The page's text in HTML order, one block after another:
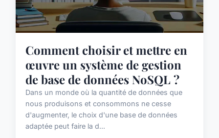
Comment choisir et mettre en
œuvre un système de gestion
de base de données NoSQL ?
Dans un monde où la quantité de données que
nous produisons et consommons ne cesse
d'augmenter, le choix d'une base de données
adaptée peut faire la d...